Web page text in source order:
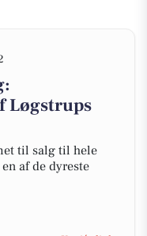
Løgstrups
til salg til hele
af de dyreste